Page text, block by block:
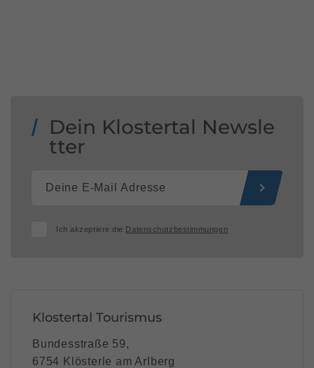
Dein Klostertal Newsle
tter
Ich akzeptiere die Datenschutzbestimmungen
Klostertal Tourismus
Bundesstraße 59,
6754 Klösterle am Arlberg